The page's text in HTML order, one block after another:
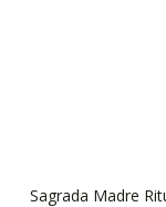
Sagrada Madre